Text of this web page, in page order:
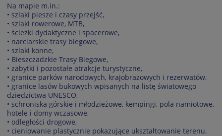
Na mapie m.in.:
• szlaki piesze i czasy przejść,
• szlaki rowerowe, MTB,
• ścieżki dydaktyczne i spacerowe,
• narciarskie trasy biegowe,
• szlaki konne,
• Bieszczadzkie Trasy Biegowe,
• zabytki i pozostałe atrakcje turystyczne,
• granice parków narodowych, krajobrazowych i rezerwatów,
• granice lasów bukowych wpisanych na listę światowego
dziedzictwa UNESCO,
• schroniska górskie i młodzieżowe, kempingi, pola namiotowe,
hotele i domy wczasowe,
• odległości drogowe,
• cieniowanie plastycznie pokazujące ukształtowanie terenu.